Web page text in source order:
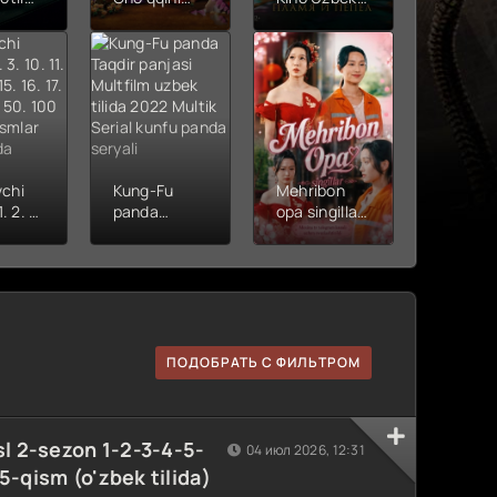
kino
zabt et /
Barcha
davrlarning
eng zo'ri
Multfilm
Uzbek tilida
2026
tarjima HD
skachat
tilida (2025)
O'zbekcha
tarjima kino
720p HD
skachat
2026
tilida
2. 3.
Kung-Fu
panda
Multfilm
uzbek tilida
seryali
Mehribon
opa singillar
(mini serial)
30-40-60-
70-90 Qism
qismlar
uzbek tilida
skachat
ПОДОБРАТЬ С ФИЛЬТРОМ
2-sezon 1-2-3-4-5-
qism (o'zbek tilida)
04 июл 2026, 12:31